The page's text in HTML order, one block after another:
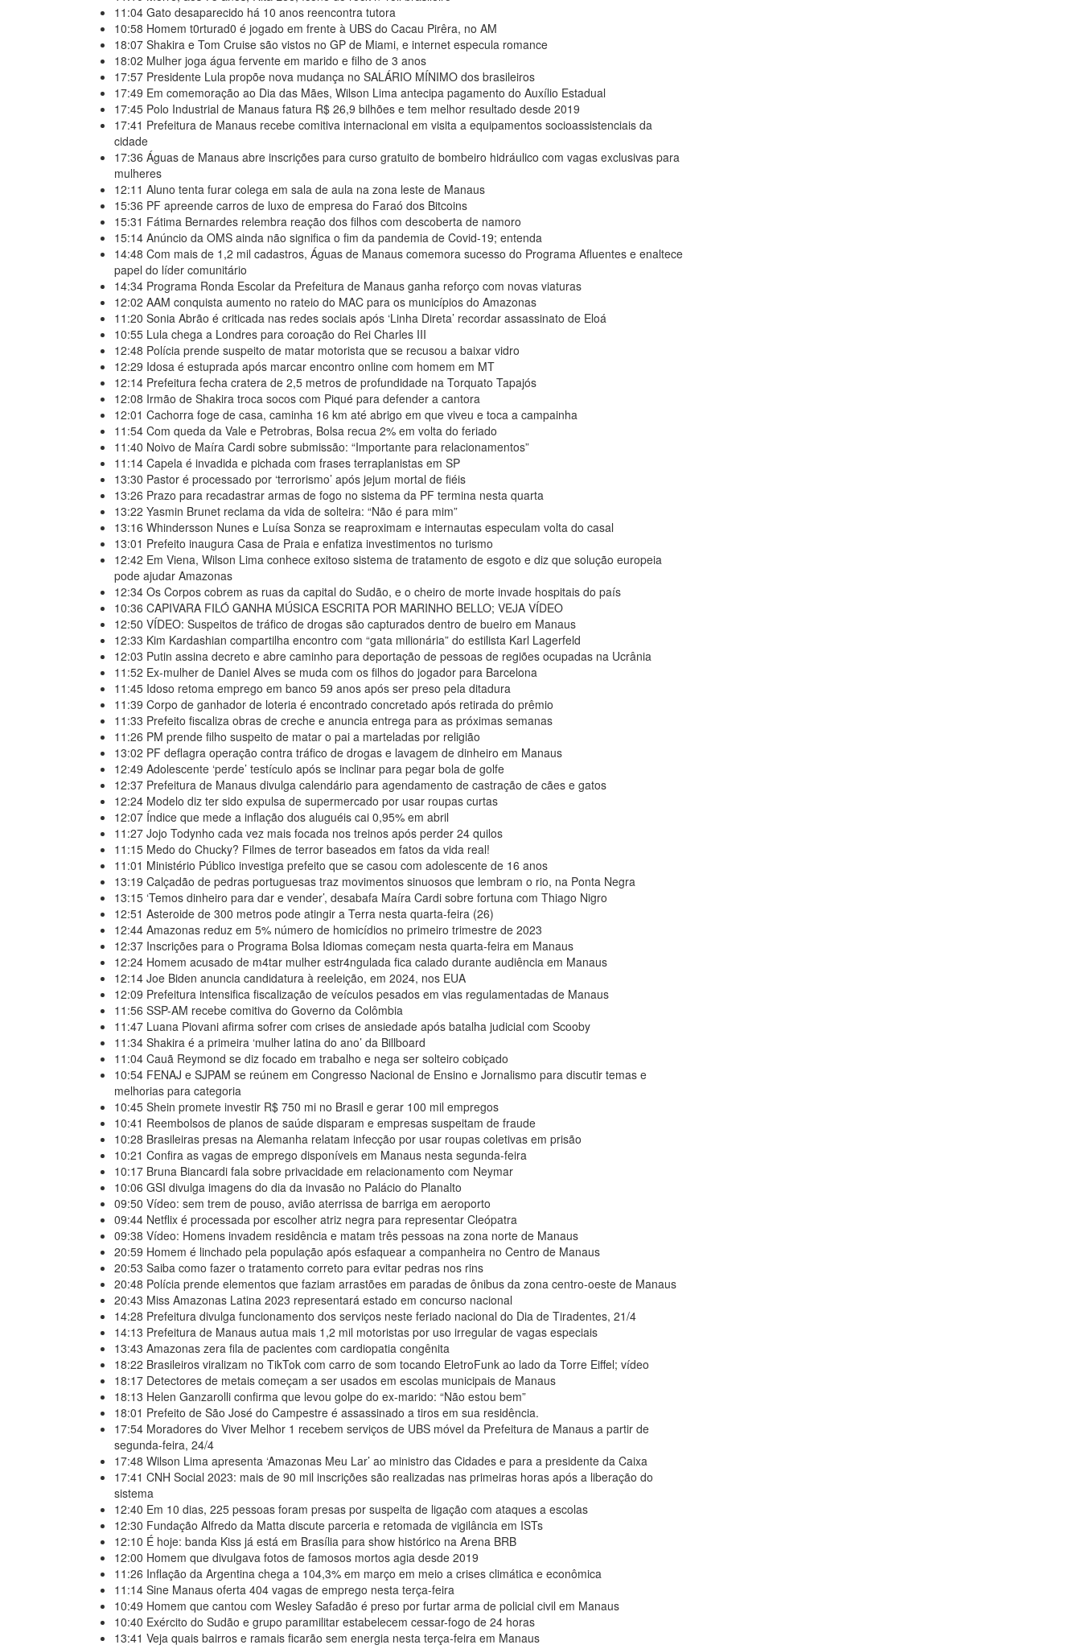
11:04 Gato desaparecido há 10 anos reencontra tutora
10:58 Homem t0rturad0 é jogado em frente à UBS do Cacau Pirêra, no AM
18:07 Shakira e Tom Cruise são vistos no GP de Miami, e internet especula romance
18:02 Mulher joga água fervente em marido e filho de 3 anos
17:57 Presidente Lula propõe nova mudança no SALÁRIO MÍNIMO dos brasileiros
17:49 Em comemoração ao Dia das Mães, Wilson Lima antecipa pagamento do Auxílio Estadual
17:45 Polo Industrial de Manaus fatura R$ 26,9 bilhões e tem melhor resultado desde 2019
17:41 Prefeitura de Manaus recebe comitiva internacional em visita a equipamentos socioassistenciais da
cidade
17:36 Águas de Manaus abre inscrições para curso gratuito de bombeiro hidráulico com vagas exclusivas para
mulheres
12:11 Aluno tenta furar colega em sala de aula na zona leste de Manaus
15:36 PF apreende carros de luxo de empresa do Faraó dos Bitcoins
15:31 Fátima Bernardes relembra reação dos filhos com descoberta de namoro
15:14 Anúncio da OMS ainda não significa o fim da pandemia de Covid-19; entenda
14:48 Com mais de 1,2 mil cadastros, Águas de Manaus comemora sucesso do Programa Afluentes e enaltece
papel do líder comunitário
14:34 Programa Ronda Escolar da Prefeitura de Manaus ganha reforço com novas viaturas
12:02 AAM conquista aumento no rateio do MAC para os municípios do Amazonas
11:20 Sonia Abrão é criticada nas redes sociais após ‘Linha Direta’ recordar assassinato de Eloá
10:55 Lula chega a Londres para coroação do Rei Charles III
12:48 Polícia prende suspeito de matar motorista que se recusou a baixar vidro
12:29 Idosa é estuprada após marcar encontro online com homem em MT
12:14 Prefeitura fecha cratera de 2,5 metros de profundidade na Torquato Tapajós
12:08 Irmão de Shakira troca socos com Piqué para defender a cantora
12:01 Cachorra foge de casa, caminha 16 km até abrigo em que viveu e toca a campainha
11:54 Com queda da Vale e Petrobras, Bolsa recua 2% em volta do feriado
11:40 Noivo de Maíra Cardi sobre submissão: “Importante para relacionamentos”
11:14 Capela é invadida e pichada com frases terraplanistas em SP
13:30 Pastor é processado por ‘terrorismo’ após jejum mortal de fiéis
13:26 Prazo para recadastrar armas de fogo no sistema da PF termina nesta quarta
13:22 Yasmin Brunet reclama da vida de solteira: “Não é para mim”
13:16 Whindersson Nunes e Luísa Sonza se reaproximam e internautas especulam volta do casal
13:01 Prefeito inaugura Casa de Praia e enfatiza investimentos no turismo
12:42 Em Viena, Wilson Lima conhece exitoso sistema de tratamento de esgoto e diz que solução europeia
pode ajudar Amazonas
12:34 Os Corpos cobrem as ruas da capital do Sudão, e o cheiro de morte invade hospitais do país
10:36 CAPIVARA FILÓ GANHA MÚSICA ESCRITA POR MARINHO BELLO; VEJA VÍDEO
12:50 VÍDEO: Suspeitos de tráfico de drogas são capturados dentro de bueiro em Manaus
12:33 Kim Kardashian compartilha encontro com “gata milionária” do estilista Karl Lagerfeld
12:03 Putin assina decreto e abre caminho para deportação de pessoas de regiões ocupadas na Ucrânia
11:52 Ex-mulher de Daniel Alves se muda com os filhos do jogador para Barcelona
11:45 Idoso retoma emprego em banco 59 anos após ser preso pela ditadura
11:39 Corpo de ganhador de loteria é encontrado concretado após retirada do prêmio
11:33 Prefeito fiscaliza obras de creche e anuncia entrega para as próximas semanas
11:26 PM prende filho suspeito de matar o pai a marteladas por religião
13:02 PF deflagra operação contra tráfico de drogas e lavagem de dinheiro em Manaus
12:49 Adolescente ‘perde’ testículo após se inclinar para pegar bola de golfe
12:37 Prefeitura de Manaus divulga calendário para agendamento de castração de cães e gatos
12:24 Modelo diz ter sido expulsa de supermercado por usar roupas curtas
12:07 Índice que mede a inflação dos aluguéis cai 0,95% em abril
11:27 Jojo Todynho cada vez mais focada nos treinos após perder 24 quilos
11:15 Medo do Chucky? Filmes de terror baseados em fatos da vida real!
11:01 Ministério Público investiga prefeito que se casou com adolescente de 16 anos
13:19 Calçadão de pedras portuguesas traz movimentos sinuosos que lembram o rio, na Ponta Negra
13:15 ‘Temos dinheiro para dar e vender’, desabafa Maíra Cardi sobre fortuna com Thiago Nigro
12:51 Asteroide de 300 metros pode atingir a Terra nesta quarta-feira (26)
12:44 Amazonas reduz em 5% número de homicídios no primeiro trimestre de 2023
12:37 Inscrições para o Programa Bolsa Idiomas começam nesta quarta-feira em Manaus
12:24 Homem acusado de m4tar mulher estr4ngulada fica calado durante audiência em Manaus
12:14 Joe Biden anuncia candidatura à reeleição, em 2024, nos EUA
12:09 Prefeitura intensifica fiscalização de veículos pesados em vias regulamentadas de Manaus
11:56 SSP-AM recebe comitiva do Governo da Colômbia
11:47 Luana Piovani afirma sofrer com crises de ansiedade após batalha judicial com Scooby
11:34 Shakira é a primeira ‘mulher latina do ano’ da Billboard
11:04 Cauã Reymond se diz focado em trabalho e nega ser solteiro cobiçado
10:54 FENAJ e SJPAM se reúnem em Congresso Nacional de Ensino e Jornalismo para discutir temas e
melhorias para categoria
10:45 Shein promete investir R$ 750 mi no Brasil e gerar 100 mil empregos
10:41 Reembolsos de planos de saúde disparam e empresas suspeitam de fraude
10:28 Brasileiras presas na Alemanha relatam infecção por usar roupas coletivas em prisão
10:21 Confira as vagas de emprego disponíveis em Manaus nesta segunda-feira
10:17 Bruna Biancardi fala sobre privacidade em relacionamento com Neymar
10:06 GSI divulga imagens do dia da invasão no Palácio do Planalto
09:50 Vídeo: sem trem de pouso, avião aterrissa de barriga em aeroporto
09:44 Netflix é processada por escolher atriz negra para representar Cleópatra
09:38 Vídeo: Homens invadem residência e matam três pessoas na zona norte de Manaus
20:59 Homem é linchado pela população após esfaquear a companheira no Centro de Manaus
20:53 Saiba como fazer o tratamento correto para evitar pedras nos rins
20:48 Polícia prende elementos que faziam arrastões em paradas de ônibus da zona centro-oeste de Manaus
20:43 Miss Amazonas Latina 2023 representará estado em concurso nacional
14:28 Prefeitura divulga funcionamento dos serviços neste feriado nacional do Dia de Tiradentes, 21/4
14:13 Prefeitura de Manaus autua mais 1,2 mil motoristas por uso irregular de vagas especiais
13:43 Amazonas zera fila de pacientes com cardiopatia congênita
18:22 Brasileiros viralizam no TikTok com carro de som tocando EletroFunk ao lado da Torre Eiffel; vídeo
18:17 Detectores de metais começam a ser usados em escolas municipais de Manaus
18:13 Helen Ganzarolli confirma que levou golpe do ex-marido: “Não estou bem”
18:01 Prefeito de São José do Campestre é assassinado a tiros em sua residência.
17:54 Moradores do Viver Melhor 1 recebem serviços de UBS móvel da Prefeitura de Manaus a partir de
segunda-feira, 24/4
17:48 Wilson Lima apresenta ‘Amazonas Meu Lar’ ao ministro das Cidades e para a presidente da Caixa
17:41 CNH Social 2023: mais de 90 mil inscrições são realizadas nas primeiras horas após a liberação do
sistema
12:40 Em 10 dias, 225 pessoas foram presas por suspeita de ligação com ataques a escolas
12:30 Fundação Alfredo da Matta discute parceria e retomada de vigilância em ISTs
12:10 É hoje: banda Kiss já está em Brasília para show histórico na Arena BRB
12:00 Homem que divulgava fotos de famosos mortos agia desde 2019
11:26 Inflação da Argentina chega a 104,3% em março em meio a crises climática e econômica
11:14 Sine Manaus oferta 404 vagas de emprego nesta terça-feira
10:49 Homem que cantou com Wesley Safadão é preso por furtar arma de policial civil em Manaus
10:40 Exército do Sudão e grupo paramilitar estabelecem cessar-fogo de 24 horas
13:41 Veja quais bairros e ramais ficarão sem energia nesta terça-feira em Manaus